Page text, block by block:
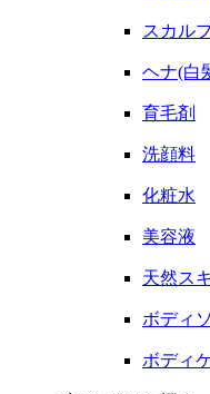
スカル
ヘナ(白
育毛剤
洗顔料
化粧水
美容液
天然ス
ボディ
ボディ